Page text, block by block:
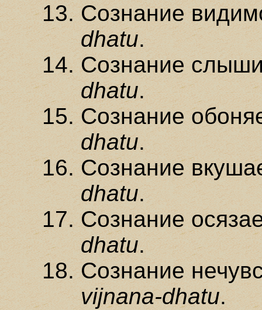
Сознание
dhatu.
Сознание
dhatu.
Сознание
dhatu.
Сознание
dhatu.
Сознание
dhatu.
Сознание
vijnana-dhatu.